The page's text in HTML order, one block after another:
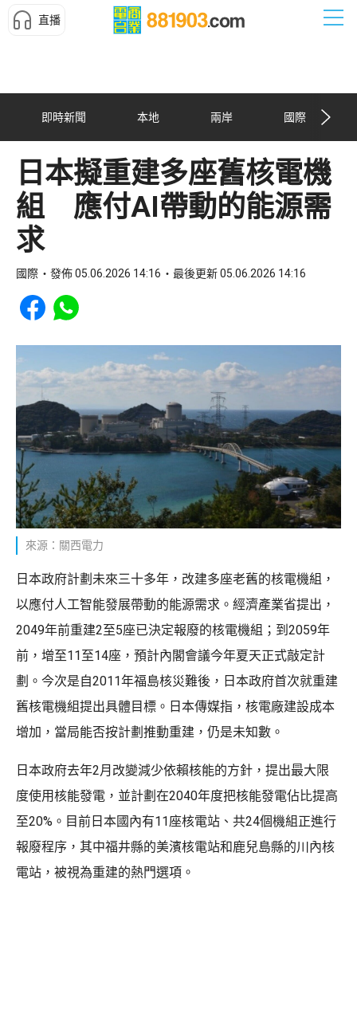
直播
即時新聞 本地 兩岸 國際
日本擬重建多座舊核電機
組 應付AI帶動的能源需
求
國際 發佈 05.06.2026 14:16 最後更新 05.06.2026 14:16
Share to Facebook
Share to WhatsApp
來源：關西電力
日本政府計劃未來三十多年，改建多座老舊的核電機組，
以應付人工智能發展帶動的能源需求。經濟產業省提出，
2049年前重建2至5座已決定報廢的核電機組；到2059年
前，增至11至14座，預計內閣會議今年夏天正式敲定計
劃。今次是自2011年福島核災難後，日本政府首次就重建
舊核電機組提出具體目標。日本傳媒指，核電廠建設成本
增加，當局能否按計劃推動重建，仍是未知數。
日本政府去年2月改變減少依賴核能的方針，提出最大限
度使用核能發電，並計劃在2040年度把核能發電佔比提高
至20%。目前日本國內有11座核電站、共24個機組正進行
報廢程序，其中福井縣的美濱核電站和鹿兒島縣的川內核
電站，被視為重建的熱門選項。